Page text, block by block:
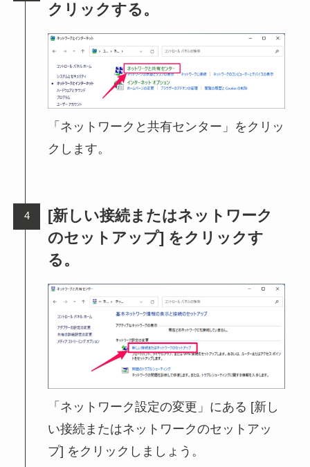
クリックする。
「ネットワークと共有センター」をクリッ
クします。
[新しい接続またはネットワーク
のセットアップ] をクリックす
る。
「ネットワーク設定の変更」にある [新し
い接続またはネットワークのセットアッ
プ] をクリックしましょう。